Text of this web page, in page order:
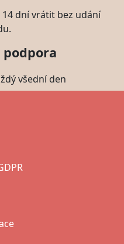
dní vrátit bez udání
podpora
všední den